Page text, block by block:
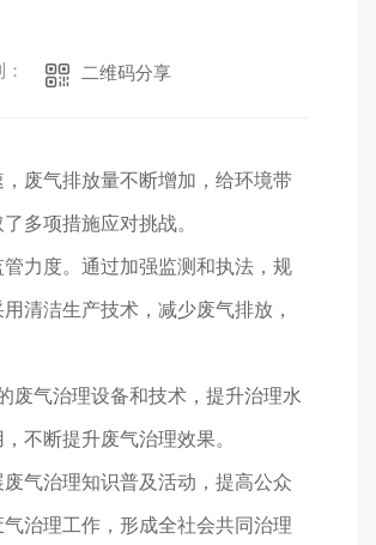
二维码分享
废气排放量不断增加，给环境带
多项措施应对挑战。
力度。通过加强监测和执法，规
清洁生产技术，减少废气排放，
废气治理设备和技术，提升治理水
不断提升废气治理效果。
气治理知识普及活动，提高公众
治理工作，形成全社会共同治理